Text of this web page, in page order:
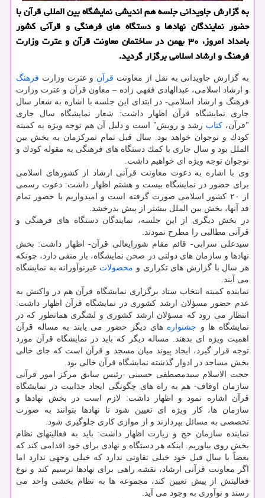
به گزارش جاویدانی جلسه هم اندیشی نمایشگاه بین المللی قرآن با
حضور نمایندگان نهادها و دستگاه های فرهنگی و قرآنی كشور
بامداد امروز، ۳۰ بهمن در ساختمان معاونت قرآن و عترت وزارت
فرهنگ و ارشاد اسلامی برگزار گردید.
به گزارش جاویدانی به نقل از معاونت قرآن و عترت وزارت فرهنگ
و ارشاد اسلامی، عبدالهادی فقهی زاده – معاون قرآن و عترت وزارت
فرهنگ و ارشاد اسلامی- در ابتدای این جلسه با اشاره به شعار سال
جاری نمایشگاه قرآن اظهار داشت: شعار نمایشگاه سال جاری
"قرآن، كتاب رشد و رویش" است و دلیل آن هم توجه ویژه به كمیته
كودك و نوجوان خواهد بود. سال قبل تمام تمركزمان به بخش بین
الملل بود و سال جاری با كمك دستگاه های فرهنگی به مقوله كودك و
نوجوان توجه ویژه ای خواهیم داشت.
وی با اشاره به دعوت معاونت قرآنی ارشاد از كشورهای اسلامی
برای حضور در نمایشگاه بیست و هشتم اظهار داشت: دعوت رسمی
از ۲۰ كشور اسلامی صورت گرفته است و امیدواریم با حضور تمام
قد آنها، بخش بین الملل بیشتر از پیش بدرخشد.
در بخش دیگری از این جلسه، نمایندگان دستگاه های فرهنگی و
قرآنی مطالبی را مطرح نمودند.
سیدعلی سرابی- قائم مقام شورایعالی قرآن- اظهار داشت: بخش
نهادها و سازمان های دولتی در صحن نمایشگاه، بار منفی دارد، چونكه
هر سال با گزارش های تكراری و محصولات غیرنوآورانه به نمایشگاه
می آیند.
نماینده كمیته انتخاب ستاد برگزاری نمایشگاه قرآن هم در واكنش به
عدم حضور مسؤلان ارشد كشوری در نمایشگاه قرآن اظهار داشت:
انتظار می رود كه مسؤلان ارشد كشوری و لشگری همانطور كه در
نمایشگاه ها و جشنواره های دیگر حضور می یابند به مساله قرآن
اهمیت ویژه ای بدهند. مساله دیگر كه باید در نمایشگاه قرآن مورد
توجه قرار گیرد، ایجاد پیوند میان مسجد و قرآن است كه جای خالی
بخش مساجد در ادوار گذشته نمایشگاه قرآن خالی بود.
حجت الاسلام سیدمصطفی حسینی -رئیس سابق مركز امور قرآنی
سازمان اوقاف- هم به راه های چگونگی ایجاد جذابیت در نمایشگاه
قرآن اشاره نمود و اظهار داشت: لازم است در بخش نهادها و
سازمان ها، كار ویژه ای تعیین شود تا نهادها بتوانند به صورت
تخصصی به مسائل بپردازند و از موازی كاری جلوگیری شود.
نماینده سازمان حج و زیارت اظهار داشت: باید به فعالیتهای نظام
بخش روی بیاوریم. اینكه هر دستگاه و نهادی برای خود اقدامی كند كه
بعضاً با سال قبل خود خیلی تفاوتی ندارد كه خیلی وجهی ندارد اما
اگر معاونت قرآنی ارشاد، نقشه راهی برای نهادها ترسیم كند و نوع
فعالیتش از پیش تعیین كند، مجموعه ها به نظام بخشی واحد می
رسند و نوآوری به وجود می آید.